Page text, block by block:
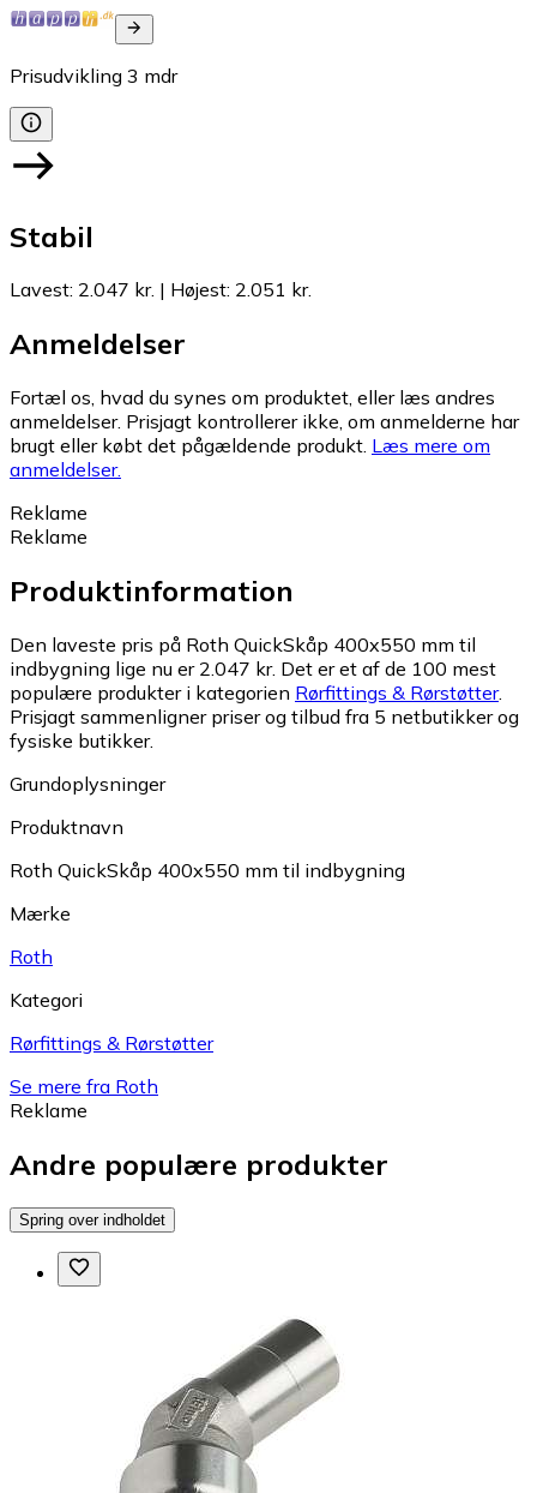
Prisudvikling 3 mdr
Stabil
Lavest: 2.047 kr. | Højest: 2.051 kr.
Anmeldelser
Fortæl os, hvad du synes om produktet, eller læs andres
anmeldelser. Prisjagt kontrollerer ikke, om anmelderne har
brugt eller købt det pågældende produkt. Læs mere om
anmeldelser.
Reklame
Reklame
Produktinformation
Den laveste pris på Roth QuickSkåp 400x550 mm til
indbygning lige nu er 2.047 kr. Det er et af de 100 mest
populære produkter i kategorien Rørfittings & Rørstøtter.
Prisjagt sammenligner priser og tilbud fra 5 netbutikker og
fysiske butikker.
Grundoplysninger
Produktnavn
Roth QuickSkåp 400x550 mm til indbygning
Mærke
Roth
Kategori
Rørfittings & Rørstøtter
Se mere fra Roth
Reklame
Andre populære produkter
Spring over indholdet